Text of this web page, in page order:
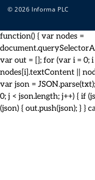
© 2026 Informa PLC
function() { var nodes =
var out = []; for (var i = 0;
nodes[i].textContent ||
var json =
0; j < json.length; j++) { if
(json) { out.push(json); } }